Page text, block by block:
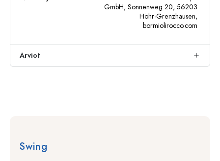
GmbH, Sonnenweg 20, 56203
Höhr-Grenzhausen,
bormiolirocco.com
Arviot
Swing